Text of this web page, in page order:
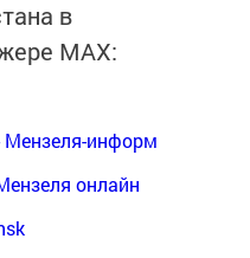
в
MАХ:
Мензеля-информ
онлайн